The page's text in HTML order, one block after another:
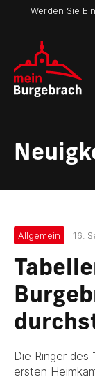
Werden Sie
Allgemein 16.
Die Ringer des
ersten